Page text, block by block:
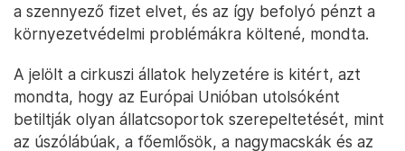
a szennyező fizet elvet, és az így befolyó pénzt a
környezetvédelmi problémákra költené, mondta.
A jelölt a cirkuszi állatok helyzetére is kitért, azt
mondta, hogy az Európai Unióban utolsóként
betiltják olyan állatcsoportok szerepeltetését, mint
az úszólábúak, a főemlősök, a nagymacskák és az